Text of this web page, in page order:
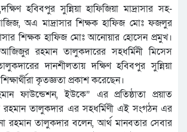
হবিবপুর সুন্নিয়া হাফিজিয়া মাদ্রাসার সহ-
অএ মাদ্রাসার শিক্ষক হাফিজ মোঃ ফজলুর
শিক্ষক হাফিজ মোঃ আনোয়ার হোসেন প্রমুখ।
রহমান তালুকদারের সহধর্মিনী মিসেস
দানশীলতায় দক্ষিণ হবিবপুর সুন্নিয়া
কৃতজ্ঞতা প্রকাশ করেছেন।
ফাউন্ডেশন, ইউকে” এর প্রতিষ্ঠাতা প্রয়াত
তালুকদার এর সহধর্মিণী এই সংগঠন এর
রহমান তালুকদার বলেন, আর্থ মানবতার সেবার